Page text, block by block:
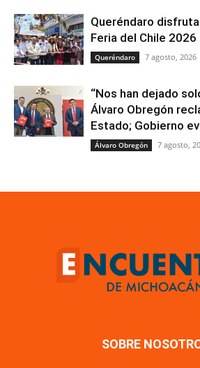
Queréndaro
Feria del Chile 2026
Queréndaro 7 agosto, 2026
“Nos han dejado
Álvaro Obregón
Estado; Gobierno
Álvaro Obregón 7 agosto,
SOBRE